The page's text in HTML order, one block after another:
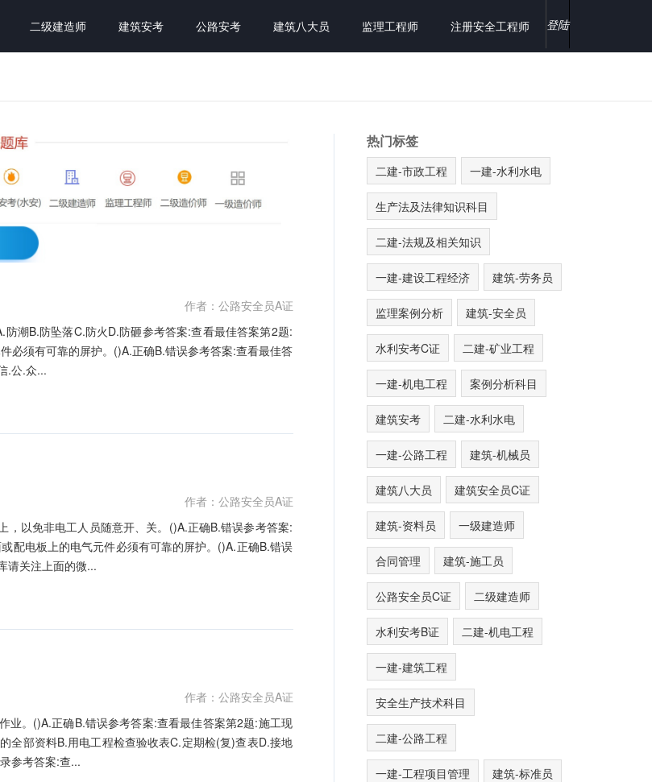
登陆
二级建造师 建筑安考 公路安考 建筑八大员 监理工程师 注册安全工程师
作者：公路安全员A证
潮B.防坠落C.防火D.防砸参考答案:查看最佳答案第2题:
必须有可靠的屏护。()A.正确B.错误参考答案:查看最佳答
.公.众...
作者：公路安全员A证
以免非电工人员随意开、关。()A.正确B.错误参考答案:
配电板上的电气元件必须有可靠的屏护。()A.正确B.错误
请关注上面的微...
作者：公路安全员A证
业。()A.正确B.错误参考答案:查看最佳答案第2题:施工现
全部资料B.用电工程检查验收表C.定期检(复)查表D.接地
参考答案:查...
热门标签
二建-市政工程 一建-水利水电
生产法及法律知识科目
二建-法规及相关知识
一建-建设工程经济 建筑-劳务员
监理案例分析 建筑-安全员
水利安考C证 二建-矿业工程
一建-机电工程 案例分析科目
建筑安考 二建-水利水电
一建-公路工程 建筑-机械员
建筑八大员 建筑安全员C证
建筑-资料员 一级建造师
合同管理 建筑-施工员
公路安全员C证 二级建造师
水利安考B证 二建-机电工程
一建-建筑工程
安全生产技术科目
二建-公路工程
一建-工程项目管理 建筑-标准员